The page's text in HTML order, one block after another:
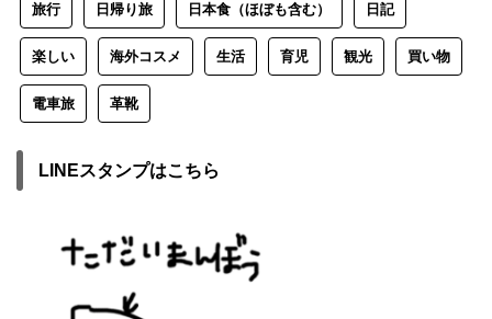
旅行 日帰り旅 日本食（ほぼも含む） 日記
楽しい 海外コスメ 生活 育児 観光 買い物
電車旅 革靴
LINEスタンプはこちら